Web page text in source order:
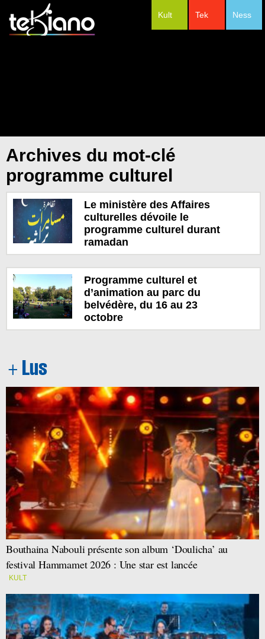
Ness
Tek
Kult
Archives du mot-clé
programme culturel
Le ministère des Affaires
culturelles dévoile le
programme culturel durant
ramadan
Programme culturel et
d’animation au parc du
belvédère, du 16 au 23
octobre
Bouthaina Nabouli présente son album ‘Doulicha’ au
festival Hammamet 2026 : Une star est lancée
KULT